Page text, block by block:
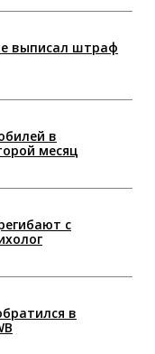
выписал штраф
в
месяц
с
в